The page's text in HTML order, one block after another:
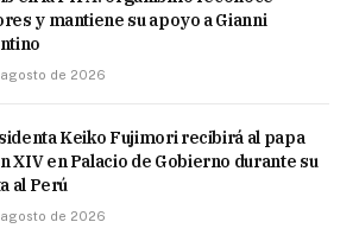
y mantiene su apoyo a Gianni
de 2026
Keiko Fujimori recibirá al papa
XIV en Palacio de Gobierno durante su
al Perú
de 2026